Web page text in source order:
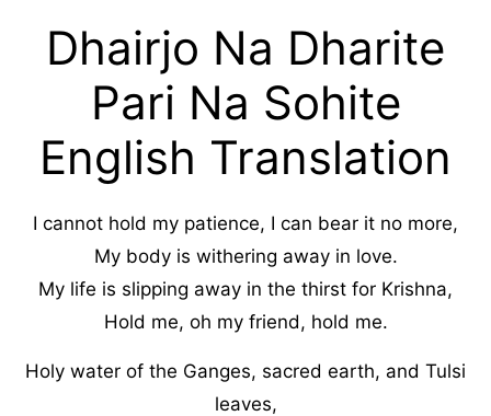
Dhairjo Na Dharite
Pari Na Sohite
English Translation
I cannot hold my patience, I can bear it no more,
My body is withering away in love.
My life is slipping away in the thirst for Krishna,
Hold me, oh my friend, hold me.
Holy water of the Ganges, sacred earth, and Tulsi
leaves,